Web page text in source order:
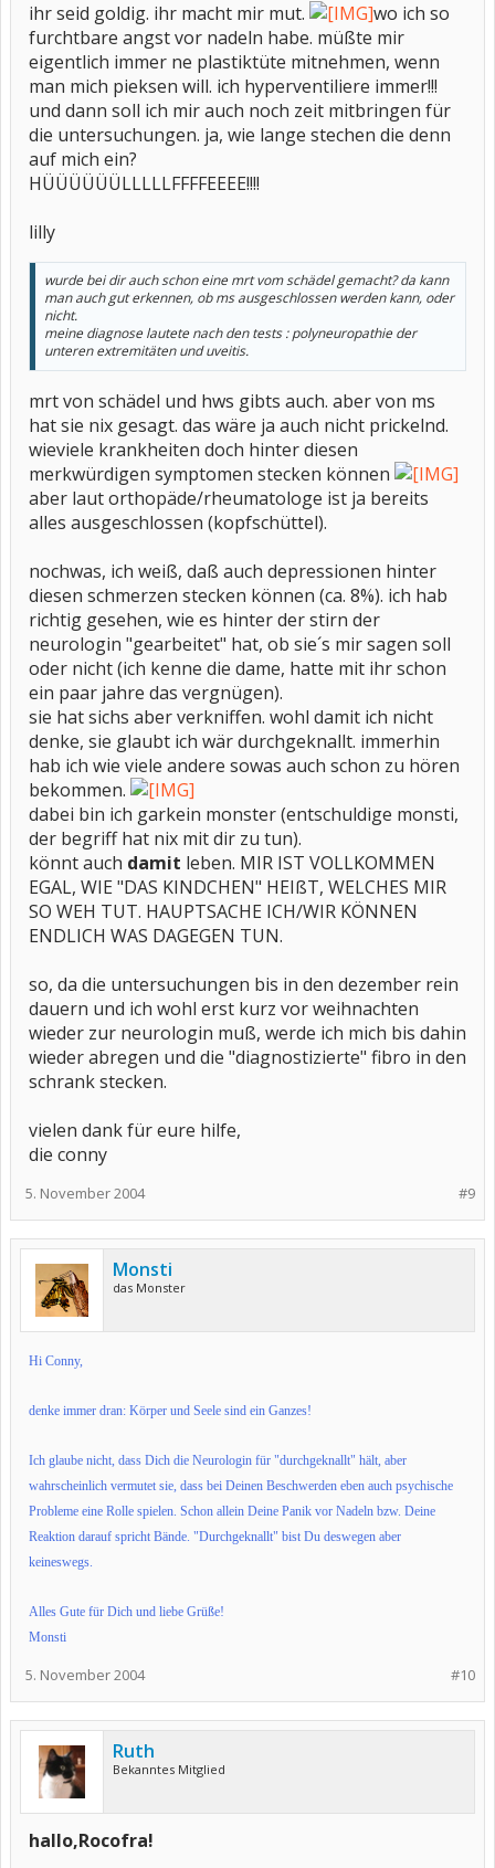
ihr seid goldig. ihr macht mir mut.
wo ich so
furchtbare angst vor nadeln habe. müßte mir
eigentlich immer ne plastiktüte mitnehmen, wenn
man mich pieksen will. ich hyperventiliere immer!!!
und dann soll ich mir auch noch zeit mitbringen für
die untersuchungen. ja, wie lange stechen die denn
auf mich ein?
HÜÜÜÜÜÜLLLLLFFFFEEEE!!!!
lilly
wurde bei dir auch schon eine mrt vom schädel gemacht? da kann
man auch gut erkennen, ob ms ausgeschlossen werden kann, oder
nicht.
meine diagnose lautete nach den tests : polyneuropathie der
unteren extremitäten und uveitis.
mrt von schädel und hws gibts auch. aber von ms
hat sie nix gesagt. das wäre ja auch nicht prickelnd.
wieviele krankheiten doch hinter diesen
merkwürdigen symptomen stecken können
aber laut orthopäde/rheumatologe ist ja bereits
alles ausgeschlossen (kopfschüttel).
nochwas, ich weiß, daß auch depressionen hinter
diesen schmerzen stecken können (ca. 8%). ich hab
richtig gesehen, wie es hinter der stirn der
neurologin "gearbeitet" hat, ob sie´s mir sagen soll
oder nicht (ich kenne die dame, hatte mit ihr schon
ein paar jahre das vergnügen).
sie hat sichs aber verkniffen. wohl damit ich nicht
denke, sie glaubt ich wär durchgeknallt. immerhin
hab ich wie viele andere sowas auch schon zu hören
bekommen.
dabei bin ich garkein monster (entschuldige monsti,
der begriff hat nix mit dir zu tun).
könnt auch damit leben. MIR IST VOLLKOMMEN
EGAL, WIE "DAS KINDCHEN" HEIßT, WELCHES MIR
SO WEH TUT. HAUPTSACHE ICH/WIR KÖNNEN
ENDLICH WAS DAGEGEN TUN.
so, da die untersuchungen bis in den dezember rein
dauern und ich wohl erst kurz vor weihnachten
wieder zur neurologin muß, werde ich mich bis dahin
wieder abregen und die "diagnostizierte" fibro in den
schrank stecken.
vielen dank für eure hilfe,
die conny
#9
5. November 2004
Monsti
das Monster
Hi Conny,
denke immer dran: Körper und Seele sind ein Ganzes!
Ich glaube nicht, dass Dich die Neurologin für "durchgeknallt" hält, aber
wahrscheinlich vermutet sie, dass bei Deinen Beschwerden eben auch psychische
Probleme eine Rolle spielen. Schon allein Deine Panik vor Nadeln bzw. Deine
Reaktion darauf spricht Bände. "Durchgeknallt" bist Du deswegen aber
keineswegs.
Alles Gute für Dich und liebe Grüße!
Monsti
#10
5. November 2004
Ruth
Bekanntes Mitglied
hallo,Rocofra!